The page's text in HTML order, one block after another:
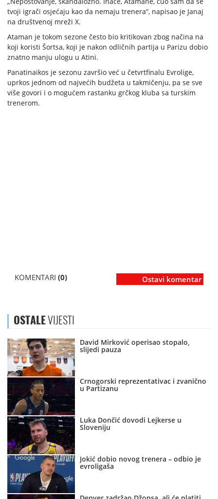
tvoji igrači osjećaju kao da nemaju trenera“, napisao je Janaj
na društvenoj mreži X.
Ataman je tokom sezone često bio kritikovan zbog načina na
koji koristi Šortsa, koji je nakon odličnih partija u Parizu dobio
znatno manju ulogu u Atini.
Panatinaikos je sezonu završio već u četvrtfinalu Evrolige,
uprkos jednom od najvećih budžeta u takmičenju, pa se sve
više govori i o mogućem rastanku grčkog kluba sa turskim
trenerom.
KOMENTARI (0) Ostavi komentar
OSTALEVIJESTI
David Mirković operisao stopalo,
slijedi pauza
Crnogorski reprezentativac i zvanično
u Partizanu
Luka Dončić dovodi Lejkerse u
Sloveniju
Jokić dobio novog trenera – odbio je
evroligaša